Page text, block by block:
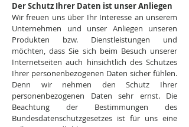
Der Schutz Ihrer Daten ist unser Anliegen
Wir freuen uns über Ihr Interesse an unserem
Unternehmen und unser Anliegen unseren
Produkten bzw. Dienstleistungen und
möchten, dass Sie sich beim Besuch unserer
Internetseiten auch hinsichtlich des Schutzes
Ihrer personenbezogenen Daten sicher fühlen.
Denn wir nehmen den Schutz Ihrer
personenbezogenen Daten sehr ernst. Die
Beachtung der Bestimmungen des
Bundesdatenschutzgesetzes ist für uns eine